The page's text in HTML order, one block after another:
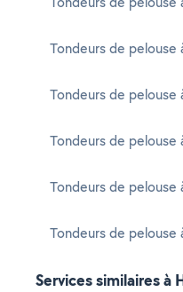
Tondeurs de pelouse
Tondeurs de pelouse
Tondeurs de pelouse
Tondeurs de pelouse
Tondeurs de pelouse
Services similaires à